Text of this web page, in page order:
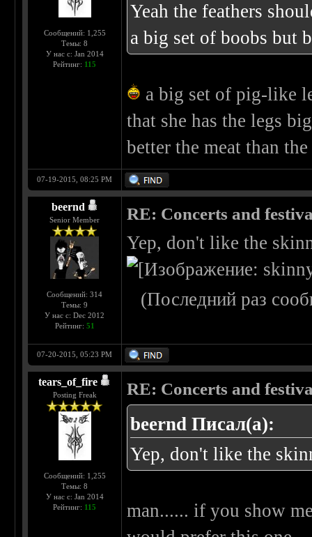
Сообщений: 1,255
Темы: 8
У нас с: Jan 2014
Рейтинг: 115
Yeah the feathers
a big set of boobs but
a big set of pig-like
that she has the legs
better the meat than
07-19-2015, 08:25 PM
beernd
Senior Member
Сообщений: 314
Темы: 9
У нас с: Dec 2012
Рейтинг: 51
RE: Concerts and
Yep, don't like the
(Последний раз
07-20-2015, 05:23 PM
tears_of_fire
Posting Freak
Сообщений: 1,255
Темы: 8
У нас с: Jan 2014
Рейтинг: 115
RE: Concerts and
beernd Писал(а):
Yep, don't like the
man...... if you show